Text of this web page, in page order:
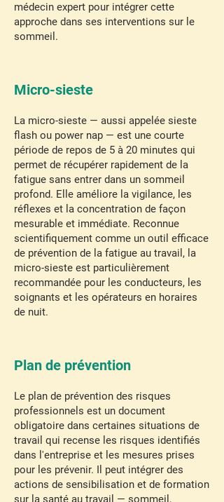
médecin expert pour intégrer cette
approche dans ses interventions sur le
sommeil.
Micro-sieste
La micro-sieste — aussi appelée sieste
flash ou power nap — est une courte
période de repos de 5 à 20 minutes qui
permet de récupérer rapidement de la
fatigue sans entrer dans un sommeil
profond. Elle améliore la vigilance, les
réflexes et la concentration de façon
mesurable et immédiate. Reconnue
scientifiquement comme un outil efficace
de prévention de la fatigue au travail, la
micro-sieste est particulièrement
recommandée pour les conducteurs, les
soignants et les opérateurs en horaires
de nuit.
Plan de prévention
Le plan de prévention des risques
professionnels est un document
obligatoire dans certaines situations de
travail qui recense les risques identifiés
dans l'entreprise et les mesures prises
pour les prévenir. Il peut intégrer des
actions de sensibilisation et de formation
sur la santé au travail — sommeil,